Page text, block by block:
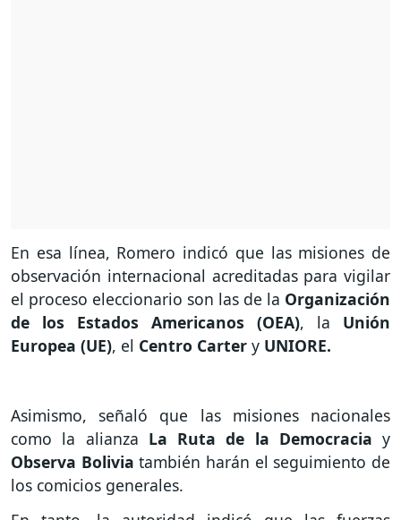
En esa línea, Romero indicó que las misiones de
observación internacional acreditadas para vigilar
el proceso eleccionario son las de la Organización
de los Estados Americanos (OEA), la Unión
Europea (UE), el Centro Carter y UNIORE.
Asimismo, señaló que las misiones nacionales
como la alianza La Ruta de la Democracia y
Observa Bolivia también harán el seguimiento de
los comicios generales.